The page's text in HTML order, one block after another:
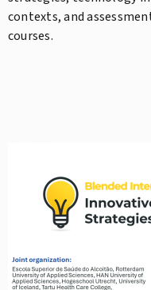
contexts, and
courses.